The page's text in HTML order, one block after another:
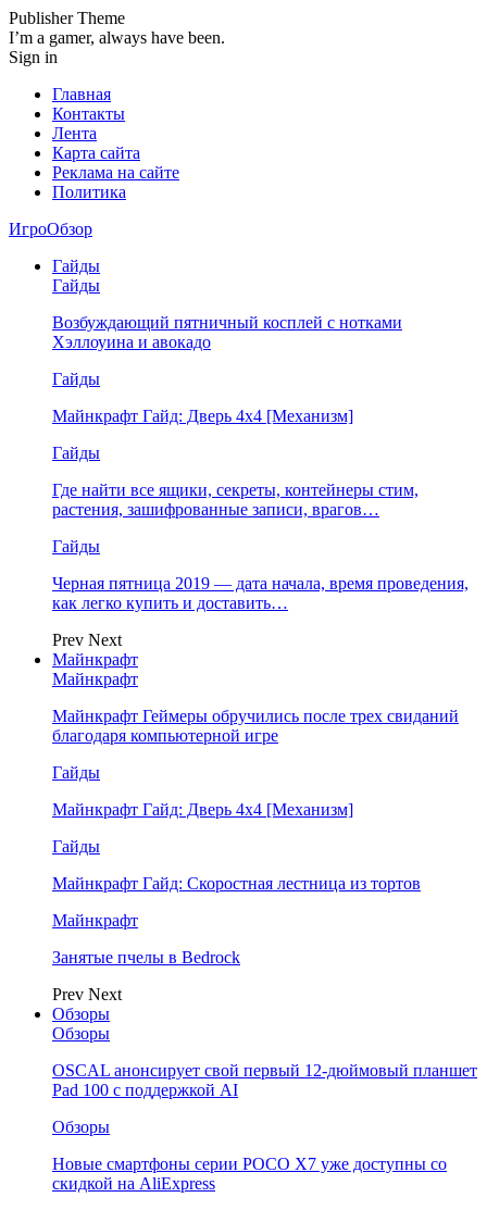
Publisher Theme
I’m a gamer, always have been.
Sign in
Главная
Контакты
Лента
Карта сайта
Реклама на сайте
Политика
ИгроОбзор
Гайды
Гайды
Возбуждающий пятничный косплей с нотками
Хэллоуина и авокадо
Гайды
Майнкрафт Гайд: Дверь 4х4 [Механизм]
Гайды
Где найти все ящики, секреты, контейнеры стим,
растения, зашифрованные записи, врагов…
Гайды
Черная пятница 2019 — дата начала, время проведения,
как легко купить и доставить…
Prev Next
Майнкрафт
Майнкрафт
Майнкрафт Геймеры обручились после трех свиданий
благодаря компьютерной игре
Гайды
Майнкрафт Гайд: Дверь 4х4 [Механизм]
Гайды
Майнкрафт Гайд: Скоростная лестница из тортов
Майнкрафт
Занятые пчелы в Bedrock
Prev Next
Обзоры
Обзоры
OSCAL анонсирует свой первый 12-дюймовый планшет
Pad 100 с поддержкой AI
Обзоры
Новые смартфоны серии POCO X7 уже доступны со
скидкой на AliExpress